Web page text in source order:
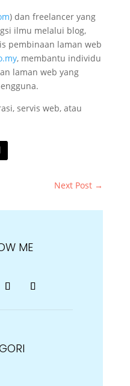
) dan freelancer yang
ilmu melalui blog,
pembinaan laman web
, membantu individu
laman web yang
servis web, atau
Next Post →
ME